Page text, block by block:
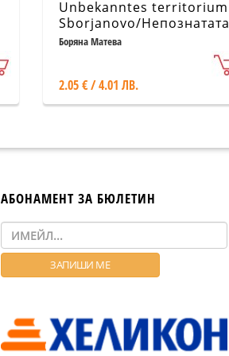
Unbekanntes territorium
Sborjanovo/Непознатата
земя Сборяново
Боряна Матева
2.05 € / 4.01 ЛВ.
АБОНАМЕНТ ЗА БЮЛЕТИН